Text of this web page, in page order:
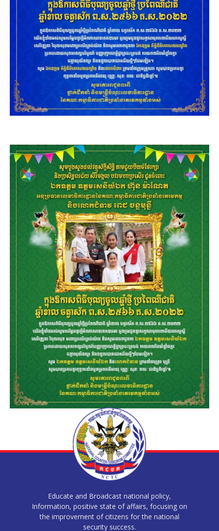
Educate and Broadcast national policy,
Information, positive state of affairs, focusing on
the improvement of citizens for the national
security success.